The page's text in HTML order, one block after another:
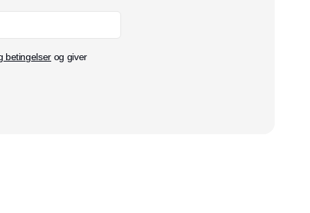
betingelser og giver